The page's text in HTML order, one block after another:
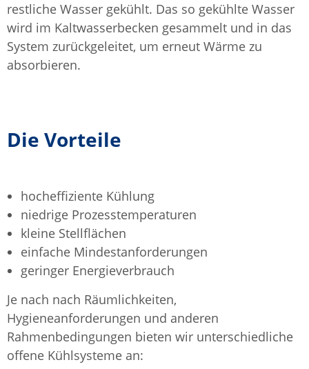
restliche Wasser gekühlt. Das so gekühlte Wasser
wird im Kaltwasserbecken gesammelt und in das
System zurückgeleitet, um erneut Wärme zu
absorbieren.
Die Vorteile
hocheffiziente Kühlung
niedrige Prozesstemperaturen
kleine Stellflächen
einfache Mindestanforderungen
geringer Energieverbrauch
Je nach nach Räumlichkeiten,
Hygieneanforderungen und anderen
Rahmenbedingungen bieten wir unterschiedliche
offene Kühlsysteme an: